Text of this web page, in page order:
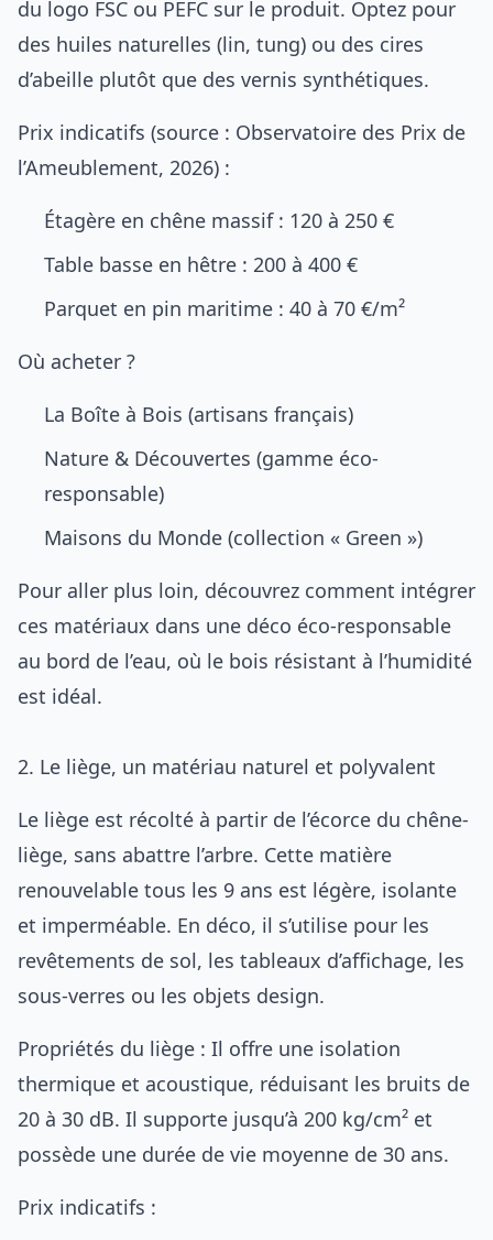
du logo FSC ou PEFC sur le produit. Optez pour
des huiles naturelles (lin, tung) ou des cires
d’abeille plutôt que des vernis synthétiques.
Prix indicatifs (source : Observatoire des Prix de
l’Ameublement, 2026) :
Étagère en chêne massif : 120 à 250 €
Table basse en hêtre : 200 à 400 €
Parquet en pin maritime : 40 à 70 €/m²
Où acheter ?
La Boîte à Bois (artisans français)
Nature & Découvertes (gamme éco-
responsable)
Maisons du Monde (collection « Green »)
Pour aller plus loin, découvrez comment intégrer
ces matériaux dans une déco éco-responsable
au bord de l’eau, où le bois résistant à l’humidité
est idéal.
2. Le liège, un matériau naturel et polyvalent
Le liège est récolté à partir de l’écorce du chêne-
liège, sans abattre l’arbre. Cette matière
renouvelable tous les 9 ans est légère, isolante
et imperméable. En déco, il s’utilise pour les
revêtements de sol, les tableaux d’affichage, les
sous-verres ou les objets design.
Propriétés du liège : Il offre une isolation
thermique et acoustique, réduisant les bruits de
20 à 30 dB. Il supporte jusqu’à 200 kg/cm² et
possède une durée de vie moyenne de 30 ans.
Prix indicatifs :